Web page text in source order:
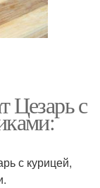
Цезарь с
с курицей,